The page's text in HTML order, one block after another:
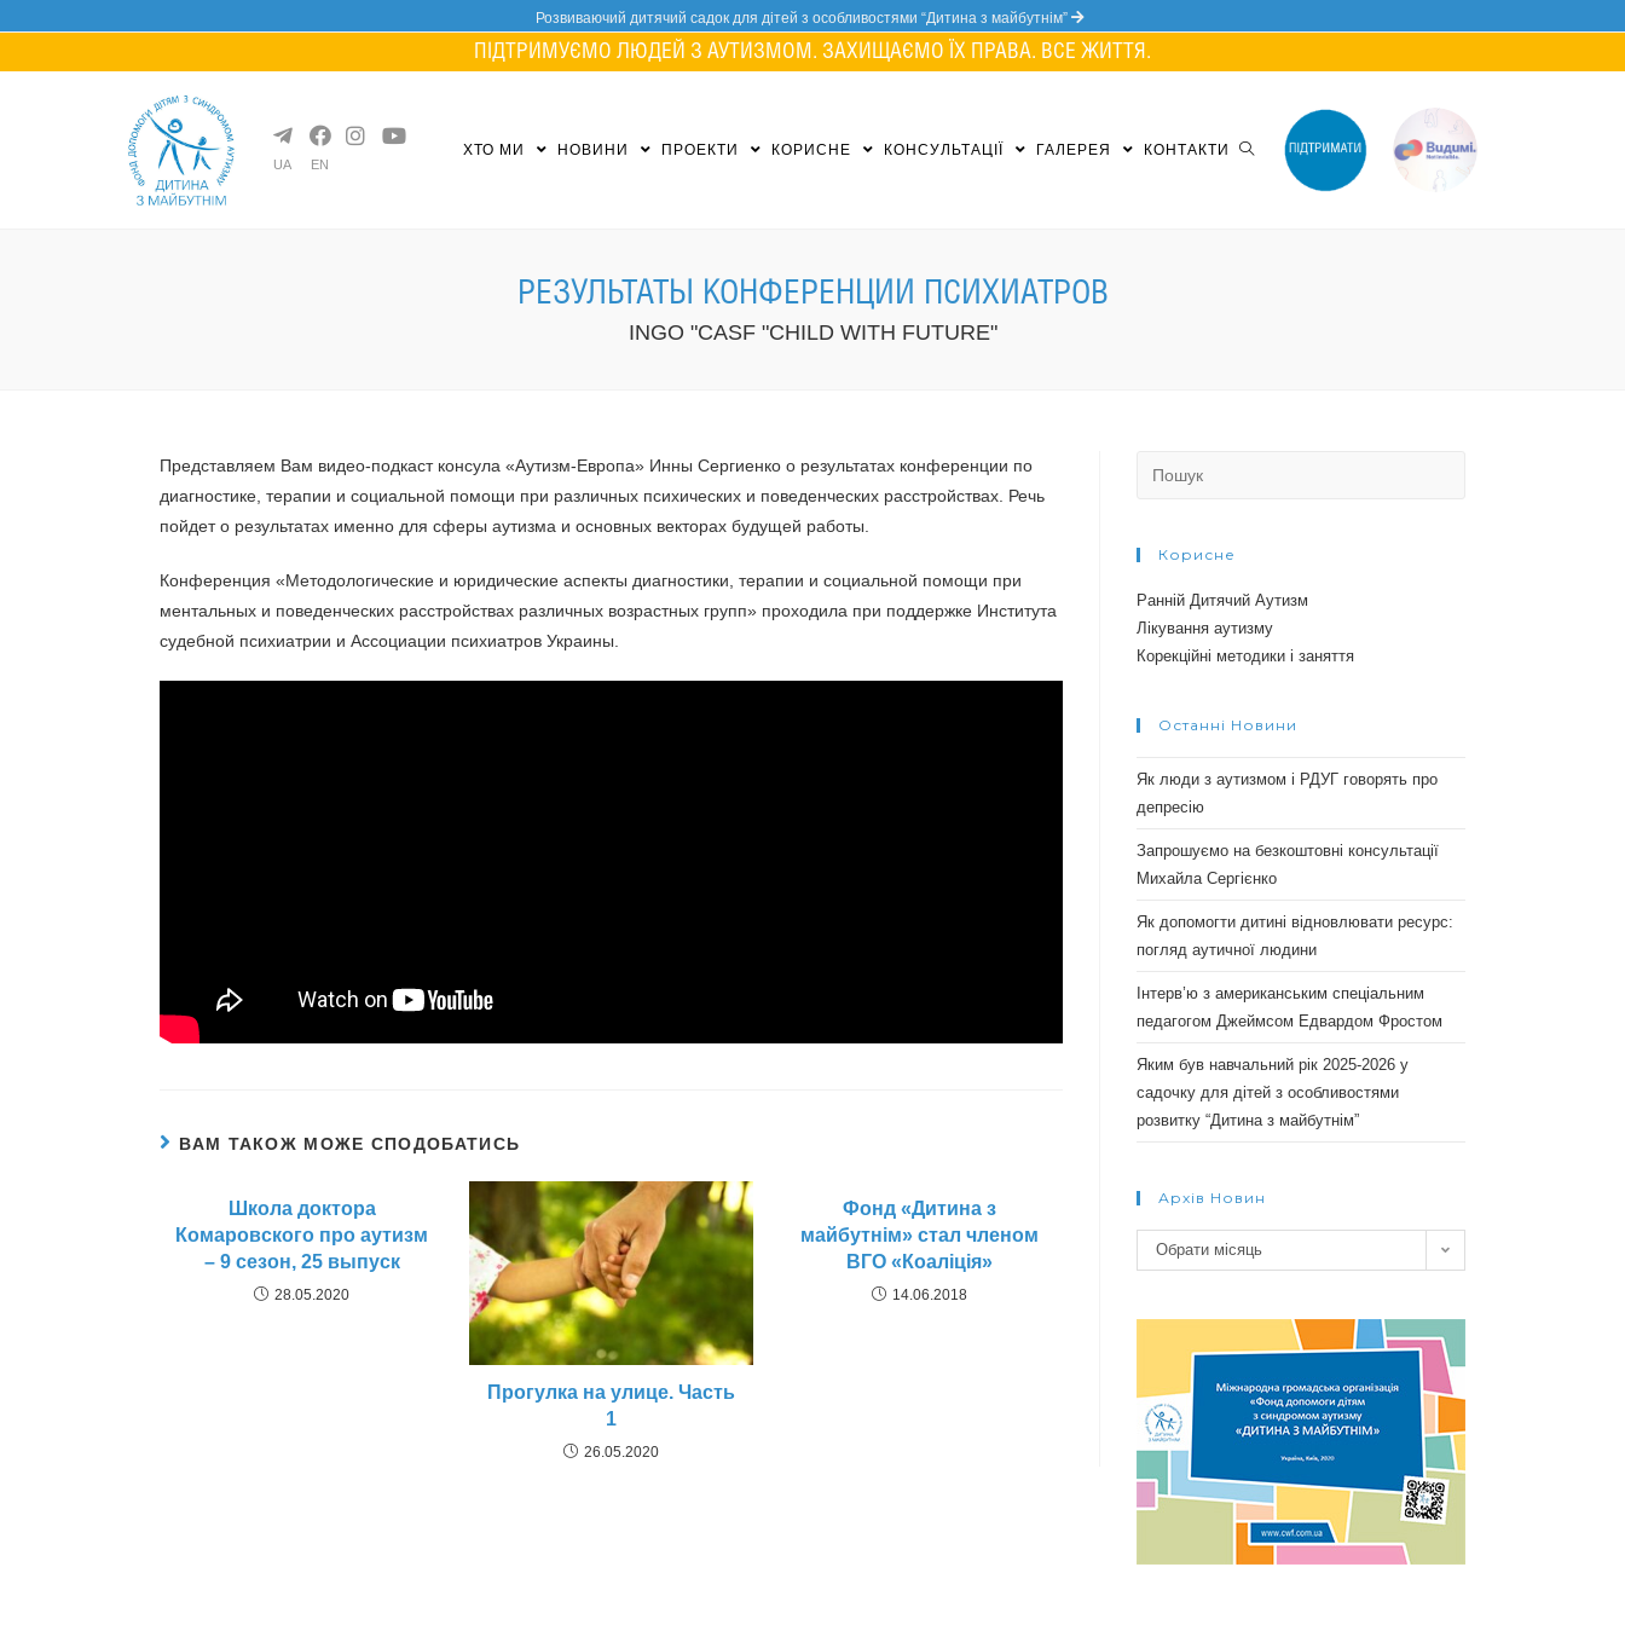
content
Розвиваючий дитячий садок для дітей з особливостями “Дитина з майбутнім”
ПІДТРИМУЄМО ЛЮДЕЙ З АУТИЗМОМ. ЗАХИЩАЄМО ЇХ ПРАВА. ВСЕ ЖИТТЯ.
UA EN
ХТО МИ НОВИНИ ПРОЕКТИ КОРИСНЕ КОНСУЛЬТАЦІЇ ГАЛЕРЕЯ КОНТАКТИ
РЕЗУЛЬТАТЫ КОНФЕРЕНЦИИ ПСИХИАТРОВ
INGO "CASF "CHILD WITH FUTURE"
Представляем Вам видео-подкаст консула «Аутизм-Европа» Инны Сергиенко о результатах конференции по
диагностике, терапии и социальной помощи при различных психических и поведенческих расстройствах. Речь
пойдет о результатах именно для сферы аутизма и основных векторах будущей работы.
Конференция «Методологические и юридические аспекты диагностики, терапии и социальной помощи при
ментальных и поведенческих расстройствах различных возрастных групп» проходила при поддержке Института
судебной психиатрии и Ассоциации психиатров Украины.
ВАМ ТАКОЖ МОЖЕ СПОДОБАТИСЬ
Школа доктора
Комаровского про аутизм
– 9 сезон, 25 выпуск
28.05.2020
Прогулка на улице. Часть
1
26.05.2020
Фонд «Дитина з
майбутнім» стал членом
ВГО «Коаліція»
14.06.2018
Корисне
Ранній Дитячий Аутизм
Лікування аутизму
Корекційні методики і заняття
Останні Новини
Як люди з аутизмом і РДУГ говорять про
депресію
Запрошуємо на безкоштовні консультації
Михайла Сергієнко
Як допомогти дитині відновлювати ресурс:
погляд аутичної людини
Інтерв’ю з американським спеціальним
педагогом Джеймсом Едвардом Фростом
Яким був навчальний рік 2025-2026 у
садочку для дітей з особливостями
розвитку “Дитина з майбутнім”
Архів Новин
Архів
новин
Обрати місяць